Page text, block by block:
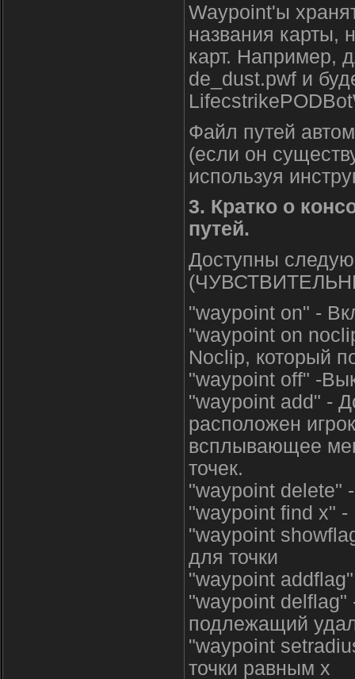
Waypoint'ы
названия карты,
карт. Например,
de_dust.pwf и
Файл путей
(если он
используя
3. Кратко о
путей.
Доступны
"waypoint on" -
"waypoint on
Noclip, который
"waypoint off" -
"waypoint add" -
расположен
всплывающее
точек.
"waypoint delete"
"waypoint find x" -
"waypoint
для точки
"waypoint
"waypoint delflag"
подлежащий
"waypoint
точки равным х